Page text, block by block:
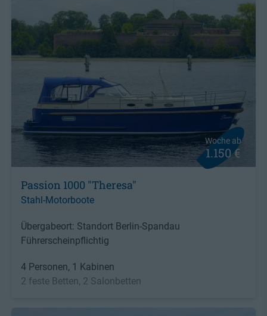
Passion 1000 "Theresa"
Stahl-Motorboote
Übergabeort: Standort Berlin-Spandau
Führerscheinpflichtig
4 Personen, 1 Kabinen
2 feste Betten, 2 Salonbetten
Woche ab
1.150 €